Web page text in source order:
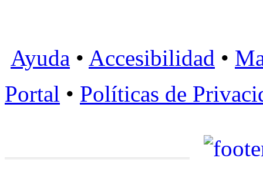
Ayuda • Accesibilidad •
Portal • Políticas de